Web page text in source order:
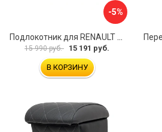
-5%
Подлокотник для RENAULT Kaptur 2017 г.в. armster 2 BLACK V00970
15 990 руб. 15 191 руб.
В КОРЗИНУ